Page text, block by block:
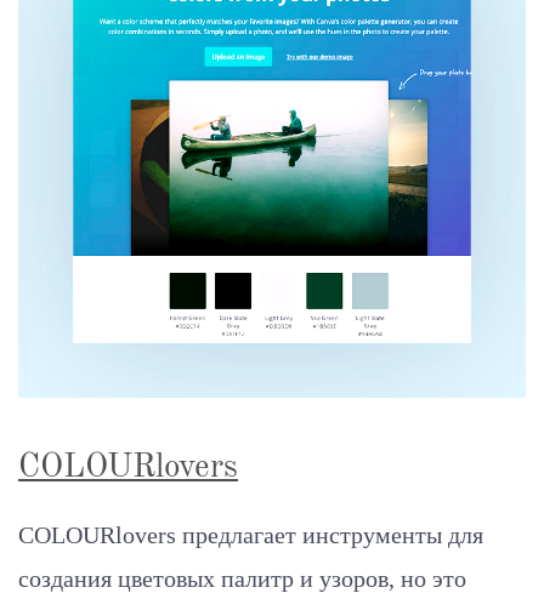
COLOURlovers
COLOURlovers предлагает инструменты для
создания цветовых палитр и узоров, но это